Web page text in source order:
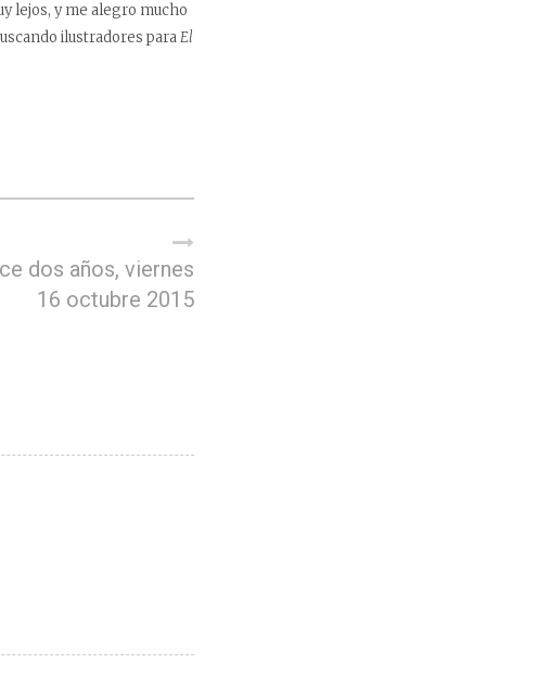
lejos, y me alegro mucho
ilustradores paraEl
dos años, viernes
16 octubre 2015